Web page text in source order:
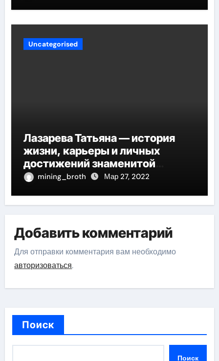
Uncategorised
Лазарева Татьяна — история
жизни, карьеры и личных
достижений знаменитой
актрисы, восходящей на олимп
mining_broth Мар 27, 2022
Добавить комментарий
Для отправки комментария вам необходимо
авторизоваться.
Поиск
Поиск